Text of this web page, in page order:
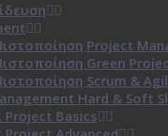
Project
Green
Scrum &
Hard & Soft
Basics